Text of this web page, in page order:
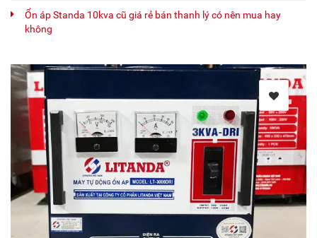
Ổn áp Standa 10kva cũ giá rẻ bán thanh lý có nên mua hay
không